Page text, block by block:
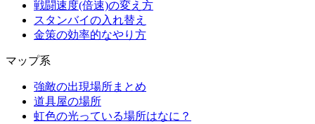
戦闘速度(倍速)の変え方
スタンバイの入れ替え
金策の効率的なやり方
マップ系
強敵の出現場所まとめ
道具屋の場所
虹色の光っている場所はなに？